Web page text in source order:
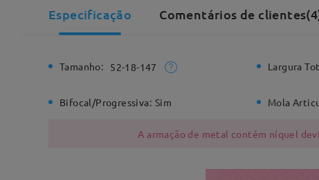
Especificação Comentários de
Tamanho: 52-18-147 Largura
Bifocal/Progressiva: Sim Mola
A armação de metal contém níquel